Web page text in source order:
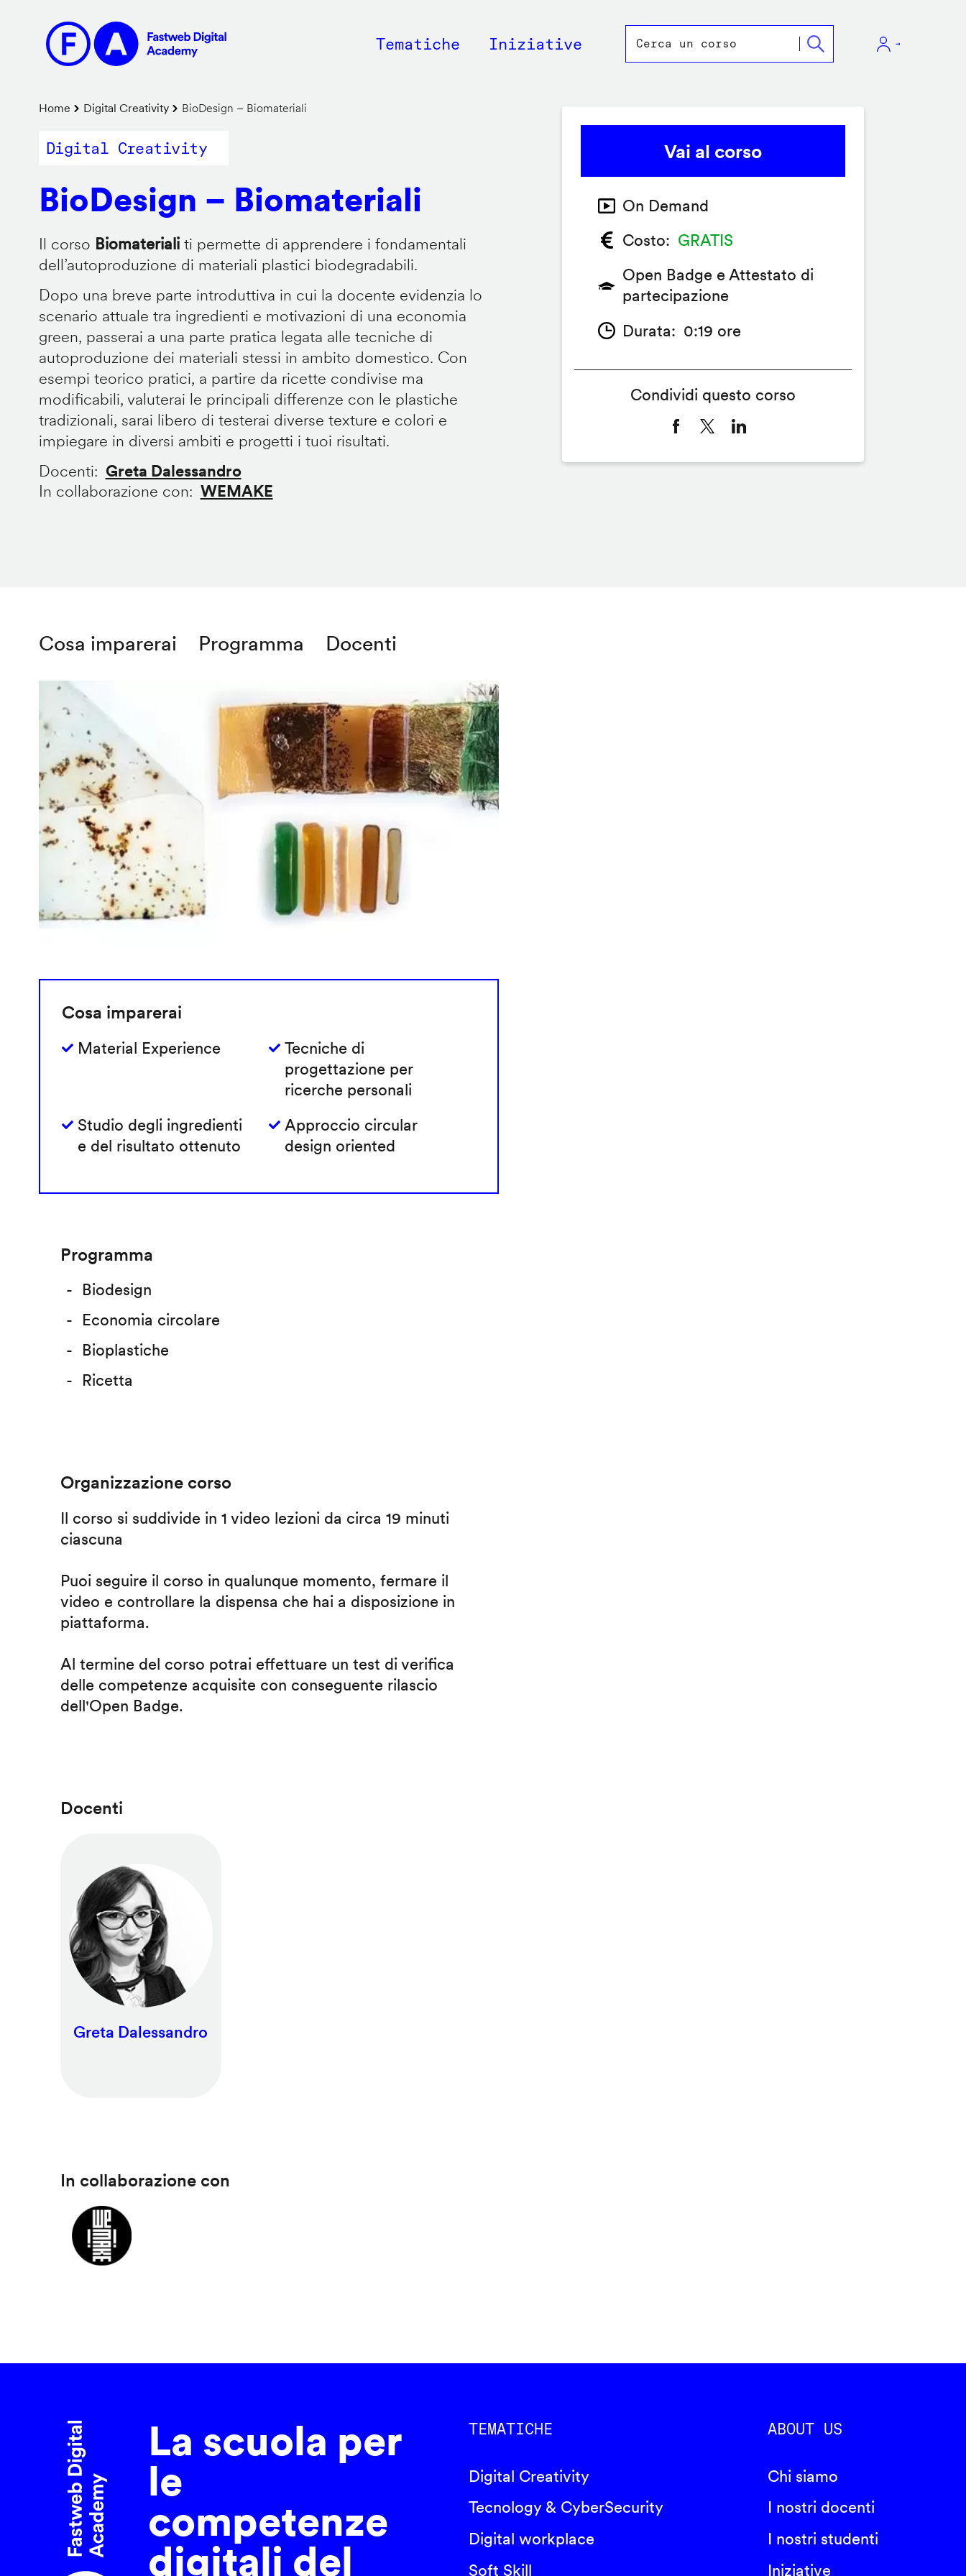
contenuto
principale
Main
Tematiche Iniziative
Briciole
di
Home Digital Creativity BioDesign – Biomateriali
Digital Creativity
BioDesign – Biomateriali
Il corso Biomaterialiti permette di apprendere i fondamentali
dell’autoproduzione di materiali plastici biodegradabili.
Dopo una breve parte introduttiva in cui la docente evidenzia lo
scenario attuale tra ingredienti e motivazioni di una economia
green, passerai a una parte pratica legata alle tecniche di
autoproduzione dei materiali stessi in ambito domestico. Con
esempi teorico pratici, a partire da ricette condivise ma
modificabili, valuterai le principali differenze con le plastiche
tradizionali, sarai libero di testerai diverse texture e colori e
impiegare in diversi ambiti e progetti i tuoi risultati.
Docenti
Greta Dalessandro
In collaborazione con
WEMAKE
Cosa imparerai Programma Docenti
Cosa imparerai
Material Experience
Tecniche di
progettazione per
ricerche personali
Studio degli ingredienti
e del risultato ottenuto
Approccio circular
design oriented
Programma
Biodesign
Economia circolare
Bioplastiche
Ricetta
Organizzazione corso
Il corso si suddivide in 1 video lezioni da circa 19 minuti
ciascuna
Puoi seguire il corso in qualunque momento, fermare il
video e controllare la dispensa che hai a disposizione in
piattaforma.
Al termine del corso potrai effettuare un test di verifica
delle competenze acquisite con conseguente rilascio
dell'Open Badge.
Docenti
Greta Dalessandro
In collaborazione con
Vai al corso
On Demand
Costo
GRATIS
Open Badge e Attestato di
partecipazione
Durata
0:19 ore
Condividi questo corso
La scuola per
le
competenze
digitali del
TEMATICHE
Digital Creativity
Tecnology & CyberSecurity
Digital workplace
Soft Skill
ABOUT US
Chi siamo
I nostri docenti
I nostri studenti
Iniziative